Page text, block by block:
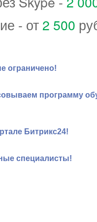
- от 2 500
ограничено!
программу
Битрикс24!
специалисты!